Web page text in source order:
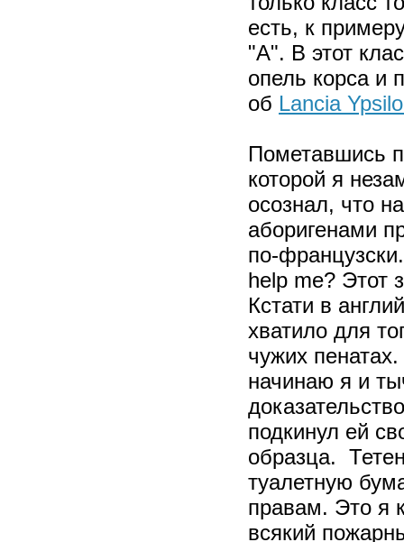
есть, к
"А". В этот
опель корса и
об Lancia
Пометавшись
которой я
осознал, что
аборигенами
по-
help me? Этот
Кстати в
хватило для
чужих
начинаю я и
подкинул ей
образца.
туалетную
правам. Это я
всякий